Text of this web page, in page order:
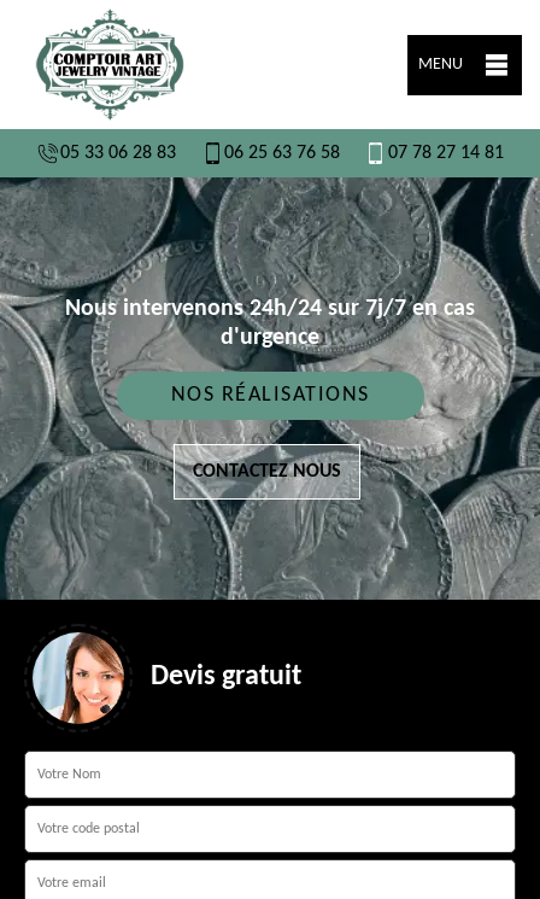
MENU
05 33 06 28 83 06 25 63 76 58 07 78 27 14 81
Nous intervenons 24h/24 sur 7j/7 en cas
d'urgence
NOS RÉALISATIONS
CONTACTEZ NOUS
Devis gratuit